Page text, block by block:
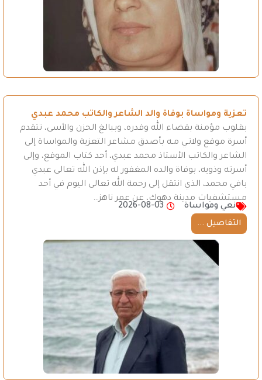
تعزية ومواساة بوفاة والد الشاعر والكاتب محمد عبدي
بقلوب مؤمنة بقضاء الله وقدره، وببالغ الحزن والأسى، تتقدم
أسرة موقع ولاتـي مـه بأصدق مشاعر التعزية والمواساة إلى
الشاعر والكاتب الأستاذ محمد عبدي، أحد كتاب الموقع، وإلى
أسرته وذويه، بوفاة والده المغفور له بإذن الله تعالى عبدي
بافي محمد، الذي انتقل إلى رحمة الله تعالى اليوم في أحد
مستشفيات مدينة دهوك، عن عمر ناهز…
نعي ومواساة
2026-08-03
التفاصيل ...